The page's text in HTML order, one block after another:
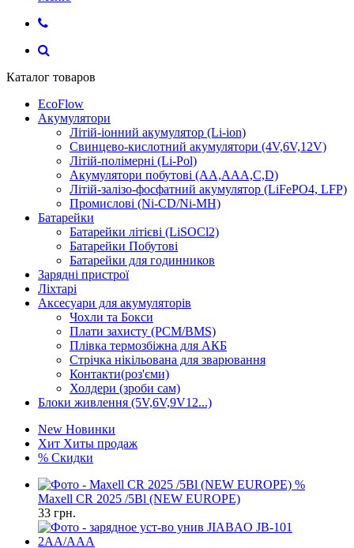
Каталог товаров
EcoFlow
Акумулятори
Літій-іонний акумулятор (Li-ion)
Свинцево-кислотний акумулятори (4V,6V,12V)
Літій-полімерні (Li-Pol)
Акумулятори побутові (AA,AAA,C,D)
Літій-залізо-фосфатний акумулятор (LiFePO4, LFP)
Промислові (Ni-CD/Ni-MH)
Батарейки
Батарейки літієві (LiSOCl2)
Батарейки Побутові
Батарейки для годинников
Зарядні пристрої
Ліхтарі
Аксесуари для акумуляторів
Чохли та Бокси
Плати захисту (PCM/BMS)
Плівка термозбіжна для АКБ
Стрічка нікільована для зварювання
Контакти(роз'єми)
Холдери (зроби сам)
Блоки живлення (5V,6V,9V12...)
New Новинки
Хит Хиты продаж
% Скидки
%
Maxell CR 2025 /5Bl (NEW EUROPE)
33 грн.